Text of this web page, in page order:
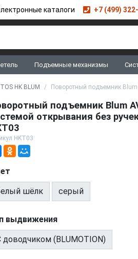
каталоги +7 (499)
Подъемные механизмы
HK BLUM Поворотный подъемник Blum
подъемник Blum
открывания без
HKT03
шёлк серый
выдвижения
доводчиком (BLUMOTION)